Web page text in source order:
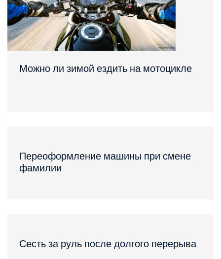
Можно ли зимой ездить на мотоцикле
Переоформление машины при смене
фамилии
Сесть за руль после долгого перерыва